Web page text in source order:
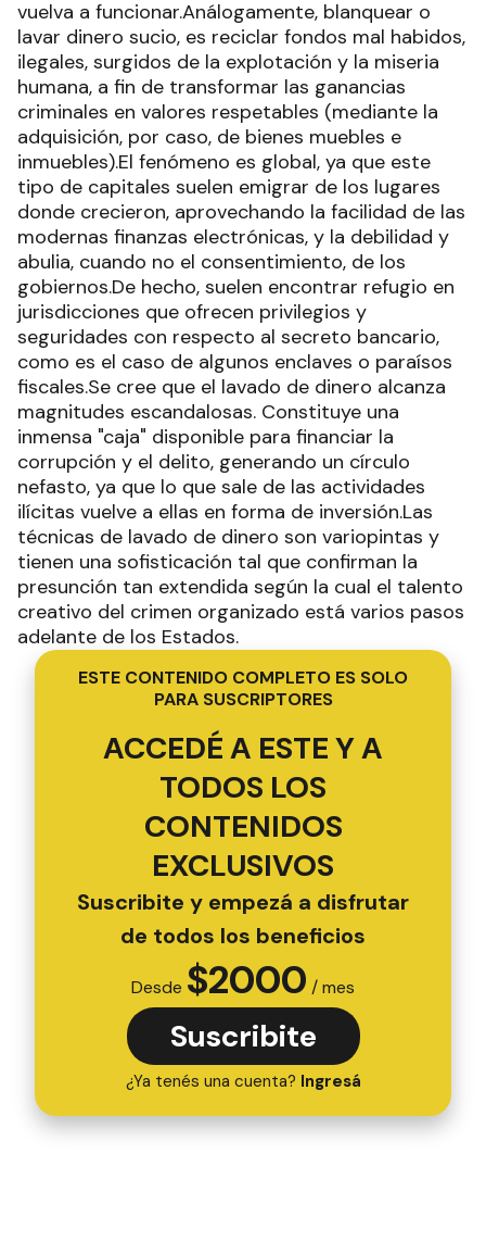
vuelva a funcionar.Análogamente, blanquear o
lavar dinero sucio, es reciclar fondos mal habidos,
ilegales, surgidos de la explotación y la miseria
humana, a fin de transformar las ganancias
criminales en valores respetables (mediante la
adquisición, por caso, de bienes muebles e
inmuebles).El fenómeno es global, ya que este
tipo de capitales suelen emigrar de los lugares
donde crecieron, aprovechando la facilidad de las
modernas finanzas electrónicas, y la debilidad y
abulia, cuando no el consentimiento, de los
gobiernos.De hecho, suelen encontrar refugio en
jurisdicciones que ofrecen privilegios y
seguridades con respecto al secreto bancario,
como es el caso de algunos enclaves o paraísos
fiscales.Se cree que el lavado de dinero alcanza
magnitudes escandalosas. Constituye una
inmensa "caja" disponible para financiar la
corrupción y el delito, generando un círculo
nefasto, ya que lo que sale de las actividades
ilícitas vuelve a ellas en forma de inversión.Las
técnicas de lavado de dinero son variopintas y
tienen una sofisticación tal que confirman la
presunción tan extendida según la cual el talento
creativo del crimen organizado está varios pasos
adelante de los Estados.
ESTE CONTENIDO COMPLETO ES SOLO
PARA SUSCRIPTORES
ACCEDÉ A ESTE Y A
TODOS LOS
CONTENIDOS
EXCLUSIVOS
Suscribite y empezá a disfrutar
de todos los beneficios
Desde $2000 / mes
Suscribite
¿Ya tenés una cuenta? Ingresá